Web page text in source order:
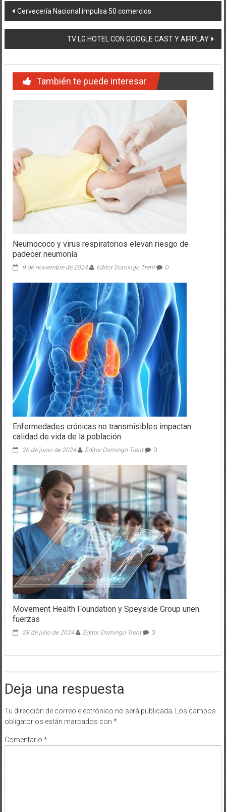
Navegación
de
entradas
Cervecería Nacional impulsa 50 comercios
TV LG HOTEL CON GOOGLE CAST Y AIRPLAY
También te puede interesar
Neumococo y virus respiratorios elevan riesgo de
padecer neumonía
9 de noviembre de 2024 Editor Domingo Trent 0
Enfermedades crónicas no transmisibles impactan
calidad de vida de la población
26 de junio de 2024 Editor Domingo Trent 0
Movement Health Foundation y Speyside Group unen
fuerzas
28 de julio de 2024 Editor Domingo Trent 0
Deja una respuesta
Tu dirección de correo electrónico no será publicada.
Los campos
obligatorios están marcados con *
Comentario *